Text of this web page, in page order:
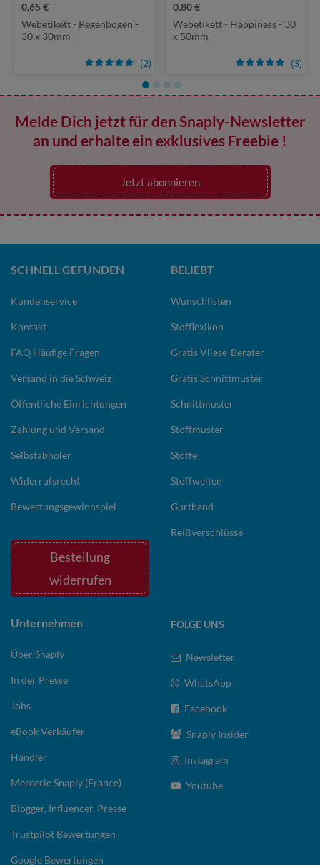
(2)
0,65 €
Webetikett - Regenbogen -
30 x 30mm
(3)
0,80 €
Webetikett - Happiness - 30
x 50mm
Melde Dich jetzt für den Snaply-Newsletter
an und erhalte ein exklusives Freebie !
Jetzt abonnieren
SCHNELL GEFUNDEN
Kundenservice
Kontakt
FAQ Häufige Fragen
Versand in die Schweiz
Öffentliche Einrichtungen
Zahlung und Versand
Selbstabholer
Widerrufsrecht
Bewertungsgewinnspiel
Bestellung
widerrufen
BELIEBT
Wunschlisten
Stofflexikon
Gratis Vliese-Berater
Gratis Schnittmuster
Schnittmuster
Stoffmuster
Stoffe
Stoffwelten
Gurtband
Reißverschlüsse
Unternehmen
Über Snaply
In der Presse
Jobs
eBook Verkäufer
Händler
Mercerie Snaply (France)
Blogger, Influencer, Presse
Trustpilot Bewertungen
Google Bewertungen
FOLGE UNS
Newsletter
WhatsApp
Facebook
Snaply Insider
Instagram
Youtube